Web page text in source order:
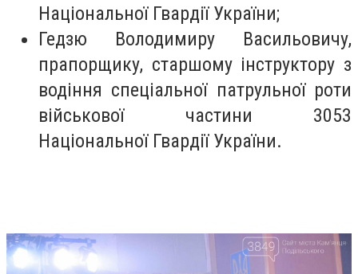
Національної Гвардії України;
Гедзю Володимиру Васильовичу,
прапорщику, старшому інструктору з
водіння спеціальної патрульної роти
військової частини 3053
Національної Гвардії України.